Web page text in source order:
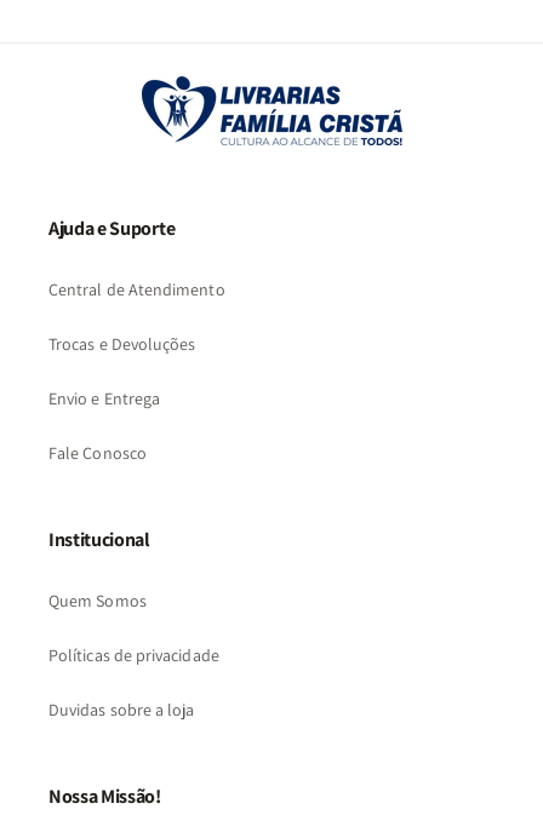
Ajuda e Suporte
Central de Atendimento
Trocas e Devoluções
Envio e Entrega
Fale Conosco
Institucional
Quem Somos
Políticas de privacidade
Duvidas sobre a loja
Nossa Missão!